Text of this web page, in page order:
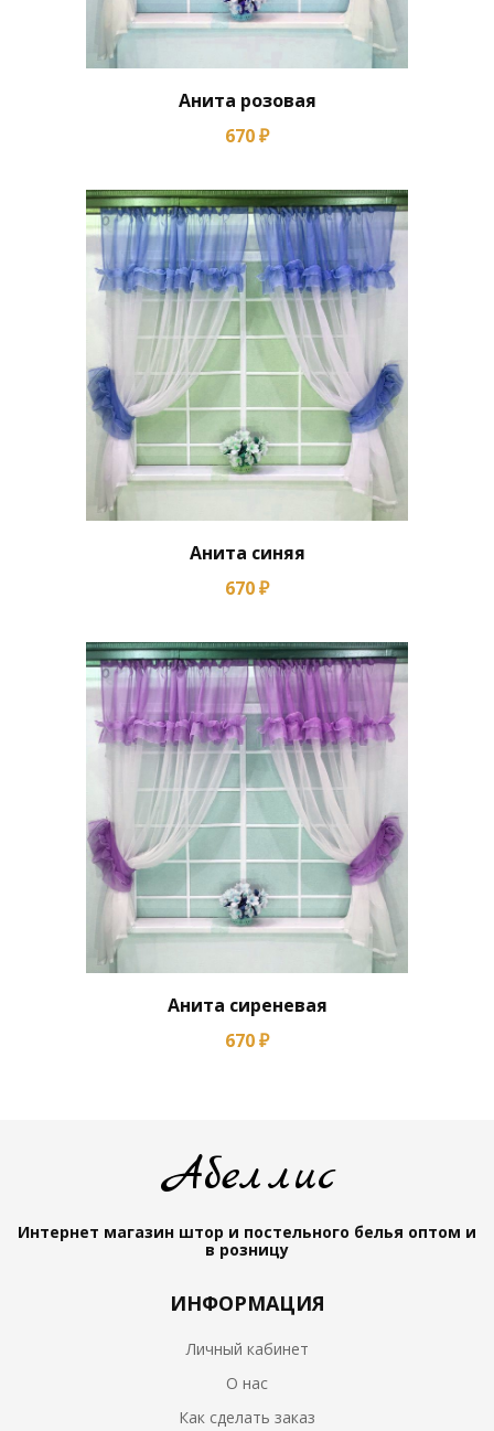
Анита розовая
670 ₽
Анита синяя
670 ₽
Анита сиреневая
670 ₽
Абеллис
Интернет магазин штор и постельного белья оптом и
в розницу
ИНФОРМАЦИЯ
Личный кабинет
О нас
Как сделать заказ